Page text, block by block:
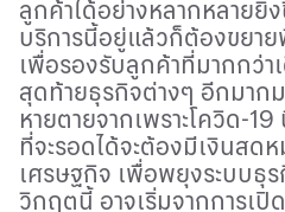
ลูกค้าได้อย่างหลากหลายยิ่
บริการนี้อยู่แล้วก็ต้องขยา
เพื่อรองรับลูกค้าที่มากกว่า
สุดท้ายธุรกิจต่างๆ อีกมาก
หายตายจากเพราะโควิด-19
ที่จะรอดได้จะต้องมีเงินสด
เศรษฐกิจ เพื่อพยุงระบบธุ
วิกฤตนี้ อาจเริ่มจากการเปิ